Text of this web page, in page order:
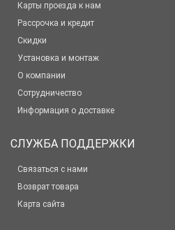
Карты проезда к нам
Рассрочка и кредит
Скидки
Установка и монтаж
О компании
Сотрудничество
Информация о доставке
СЛУЖБА ПОДДЕРЖКИ
Связаться с нами
Возврат товара
Карта сайта